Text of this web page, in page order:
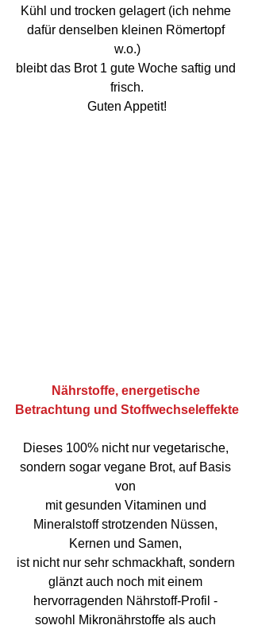
Kühl und trocken gelagert (ich nehme
dafür denselben kleinen Römertopf
w.o.)
bleibt das Brot 1 gute Woche saftig und
frisch.
Guten Appetit!
Nährstoffe, energetische
Betrachtung und Stoffwechseleffekte
Dieses 100% nicht nur vegetarische,
sondern sogar vegane Brot, auf Basis
von
mit gesunden Vitaminen und
Mineralstoff strotzenden Nüssen,
Kernen und Samen,
ist nicht nur sehr schmackhaft, sondern
glänzt auch noch mit einem
hervorragenden Nährstoff-Profil -
sowohl Mikronährstoffe als auch